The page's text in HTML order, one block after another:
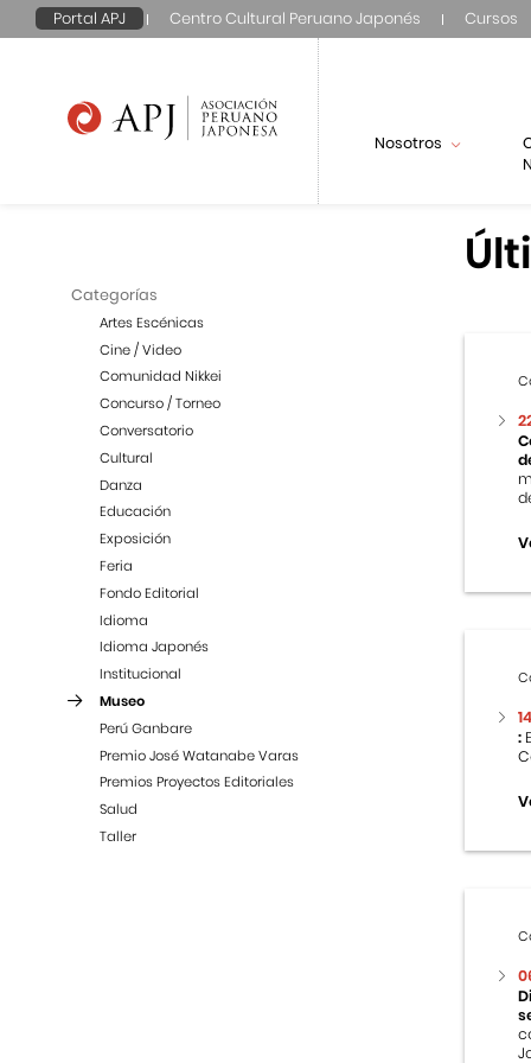
Portal APJ Centro Cultural Peruano Japonés Cursos
Nosotros
Categorías
Artes Escénicas
Cine / Video
Comunidad Nikkei
Concurso / Torneo
Conversatorio
Cultural
Danza
Educación
Exposición
Feria
Fondo Editorial
Idioma
Idioma Japonés
Institucional
Museo
Perú Ganbare
Premio José Watanabe Varas
Premios Proyectos Editoriales
Salud
Taller
: